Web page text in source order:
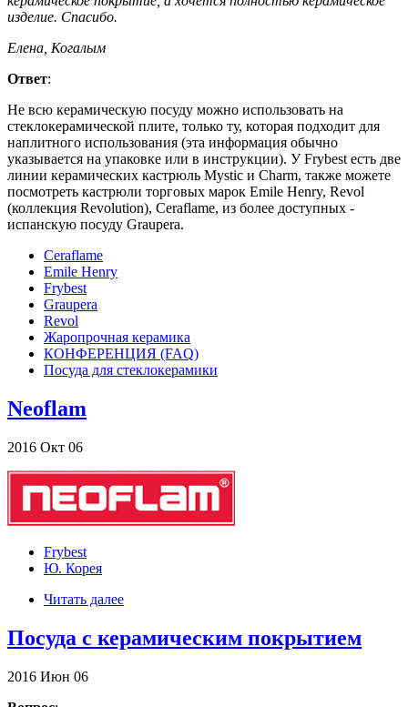
изделие. Спасибо.
Елена, Когалым
Ответ:
Не всю керамическую посуду можно использовать на
стеклокерамической плите, только ту, которая подходит для
наплитного использования (эта информация обычно
указывается на упаковке или в инструкции). У Frybest есть две
линии керамических кастрюль Mystic и Charm, также можете
посмотреть кастрюли торговых марок Emile Henry, Revol
(коллекция Revolution), Ceraflame, из более доступных -
испанскую посуду Graupera.
Ceraflame
Emile Henry
Frybest
Graupera
Revol
Жаропрочная керамика
КОНФЕРЕНЦИЯ (FAQ)
Посуда для стеклокерамики
Neoflam
2016 Окт 06
Frybest
Ю. Корея
Читать далее
Посуда с керамическим покрытием
2016 Июн 06